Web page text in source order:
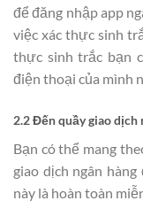
để đăng nhập app
việc xác thực sinh
thực sinh trắc bạn
điện thoại của mình
2.2 Đến quầy giao
Bạn có thể mang
giao dịch ngân
này là hoàn toàn